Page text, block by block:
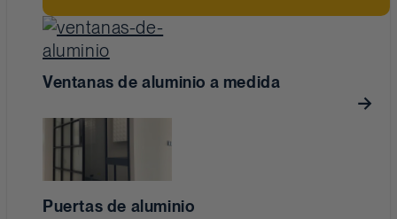
Ventanas de aluminio a medida
Puertas de aluminio